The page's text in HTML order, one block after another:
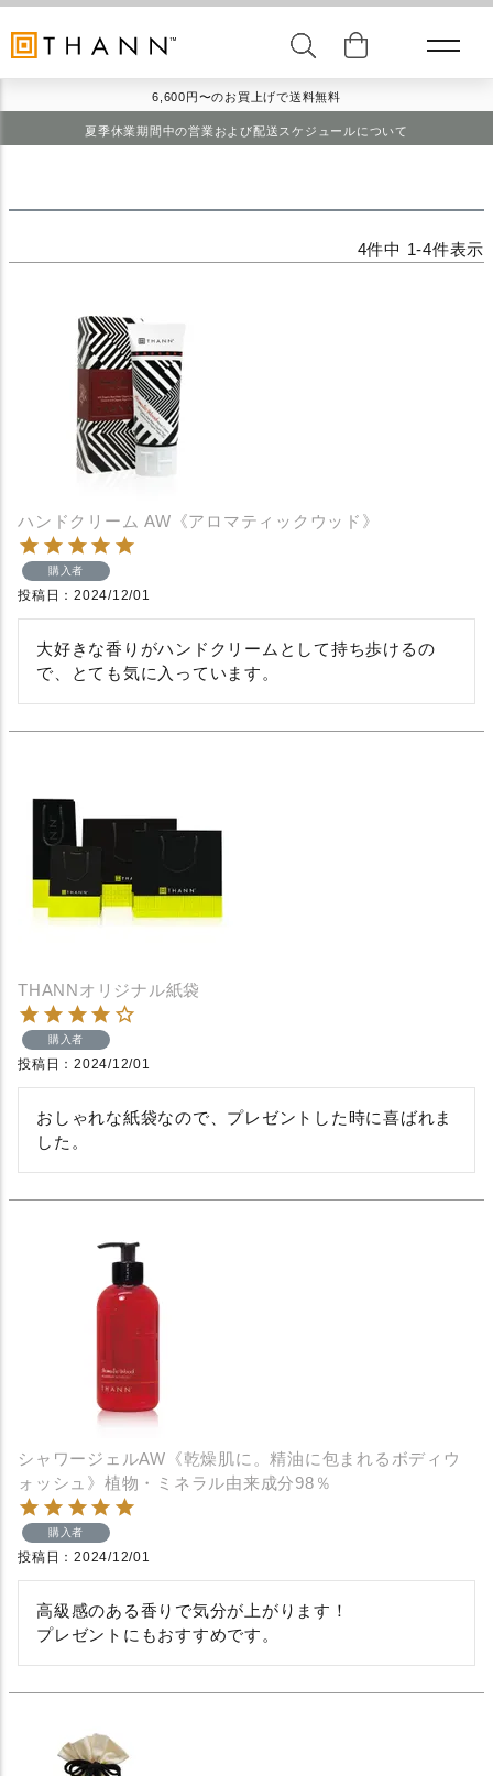
6,600円〜のお買上げで送料無料
夏季休業期間中の営業および配送スケジュールについて
4件中 1-4件表示
ハンドクリーム AW《アロマティックウッド》
購入者
投稿日 2024/12/01
大好きな香りがハンドクリームとして持ち歩けるの
で、とても気に入っています。
THANNオリジナル紙袋
購入者
投稿日 2024/12/01
おしゃれな紙袋なので、プレゼントした時に喜ばれま
した。
シャワージェルAW《乾燥肌に。精油に包まれるボディウ
ォッシュ》植物・ミネラル由来成分98％
購入者
投稿日 2024/12/01
高級感のある香りで気分が上がります！
プレゼントにもおすすめです。